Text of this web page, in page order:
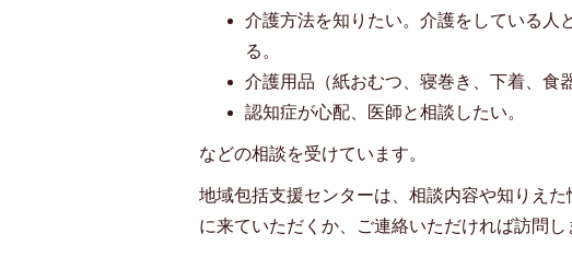
介護方法を知りたい。介護をしている人
る。
介護用品（紙おむつ、寝巻き、下着、食
認知症が心配、医師と相談したい。
などの相談を受けています。
地域包括支援センターは、相談内容や知りえ
に来ていただくか、ご連絡いただければ訪問し